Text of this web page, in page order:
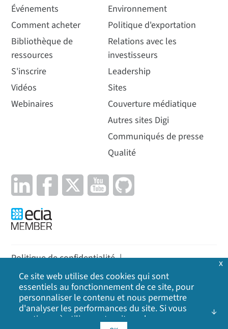
Événements
Comment acheter
Bibliothèque de
ressources
S'inscrire
Vidéos
Webinaires
Environnement
Politique d'exportation
Relations avec les
investisseurs
Leadership
Sites
Couverture médiatique
Autres sites Digi
Communiqués de presse
Qualité
Politique de confidentialité |
Politique en matière de cookies | Politique
Plan du site
2026 Digi International Inc. Tous droits réservés.
Ce site web utilise des cookies qui sont
essentiels au fonctionnement de ce site, pour
personnaliser le contenu et nous permettre
d'analyser les performances du site. Si vous
continuez à utiliser notre site web, vous
x